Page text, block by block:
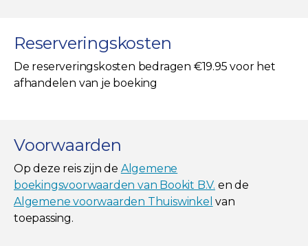
Reserveringskosten
De reserveringskosten bedragen €19.95 voor het
afhandelen van je boeking
Voorwaarden
Op deze reis zijn de Algemene
boekingsvoorwaarden van Bookit B.V. en de
Algemene voorwaarden Thuiswinkel van
toepassing.